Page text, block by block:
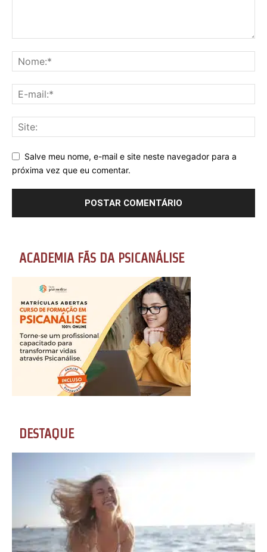
Salve meu nome, e-mail e site neste navegador para a
próxima vez que eu comentar.
ACADEMIA FÃS DA PSICANÁLISE
DESTAQUE